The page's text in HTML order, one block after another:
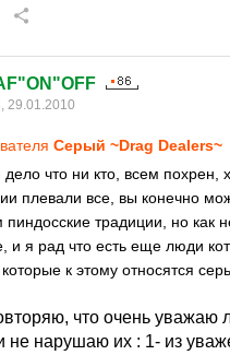
29.01.2010
Серый ~Drag Dealers~
что ни кто, всем похрен,
плевали все, вы конечно
традиции, но как
и я рад что есть еще люди
к этому относятся
что очень уважаю
не нарушаю их : 1- из